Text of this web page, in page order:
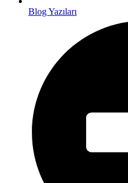
Blog Yazıları